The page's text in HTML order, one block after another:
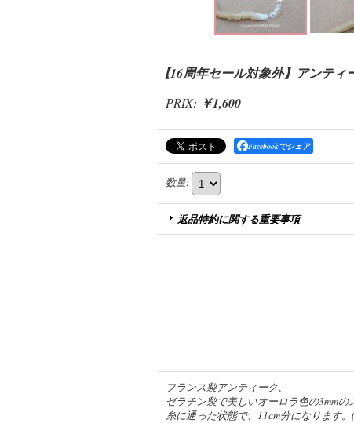
【16周年セール対象外】アンテ
PRIX: ￥1,600
Facebookでシェア
数量:
返品特約に関する重要事項
フランス製アンティーク、
ゼラチン製で美しいオーロラ色の3mmの
糸に通った状態で、11cm分になります